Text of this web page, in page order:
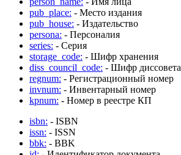
pub_place: - Место издания
pub_house: - Издательство
persona: - Персоналия
series: - Серия
storage_code: - Шифр хранения
diss_council_code: - Шифр диссовета
regnum: - Регистрационный номер
invnum: - Инвентарный номер
kpnum: - Номер в реестре КП
isbn: - ISBN
issn: - ISSN
bbk: - BBK